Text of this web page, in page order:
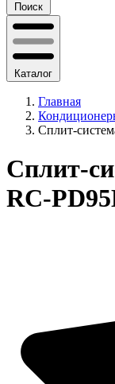
Поиск
Каталог
Главная
Сплит-
Сплит-
RC-